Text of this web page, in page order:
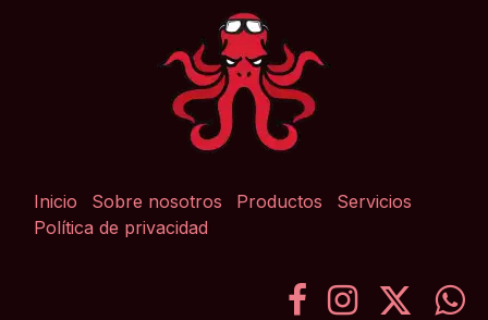
Inicio Sobre nosotros Productos
Servicios
Política de privacidad